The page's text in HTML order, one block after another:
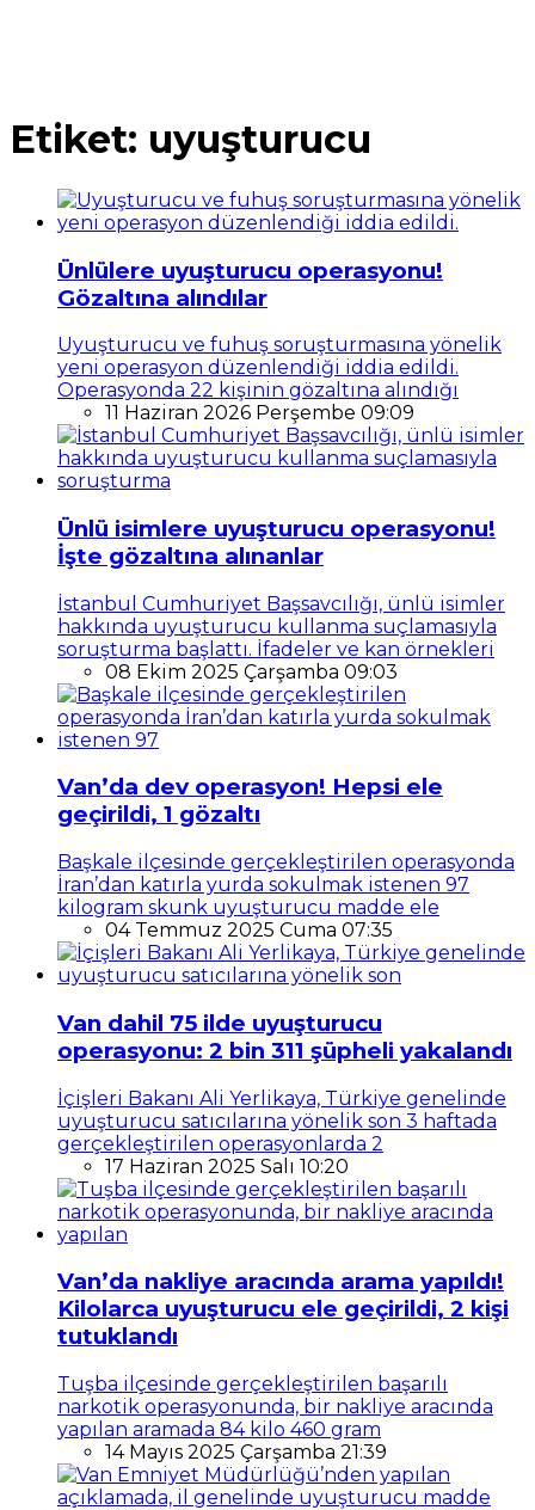
Etiket: uyuşturucu
Ünlülere uyuşturucu operasyonu!
Gözaltına alındılar
Uyuşturucu ve fuhuş soruşturmasına yönelik
yeni operasyon düzenlendiği iddia edildi.
Operasyonda 22 kişinin gözaltına alındığı
11 Haziran 2026 Perşembe 09:09
Ünlü isimlere uyuşturucu operasyonu!
İşte gözaltına alınanlar
İstanbul Cumhuriyet Başsavcılığı, ünlü isimler
hakkında uyuşturucu kullanma suçlamasıyla
soruşturma başlattı. İfadeler ve kan örnekleri
08 Ekim 2025 Çarşamba 09:03
Van’da dev operasyon! Hepsi ele
geçirildi, 1 gözaltı
Başkale ilçesinde gerçekleştirilen operasyonda
İran’dan katırla yurda sokulmak istenen 97
kilogram skunk uyuşturucu madde ele
04 Temmuz 2025 Cuma 07:35
Van dahil 75 ilde uyuşturucu
operasyonu: 2 bin 311 şüpheli yakalandı
İçişleri Bakanı Ali Yerlikaya, Türkiye genelinde
uyuşturucu satıcılarına yönelik son 3 haftada
gerçekleştirilen operasyonlarda 2
17 Haziran 2025 Salı 10:20
Van’da nakliye aracında arama yapıldı!
Kilolarca uyuşturucu ele geçirildi, 2 kişi
tutuklandı
Tuşba ilçesinde gerçekleştirilen başarılı
narkotik operasyonunda, bir nakliye aracında
yapılan aramada 84 kilo 460 gram
14 Mayıs 2025 Çarşamba 21:39